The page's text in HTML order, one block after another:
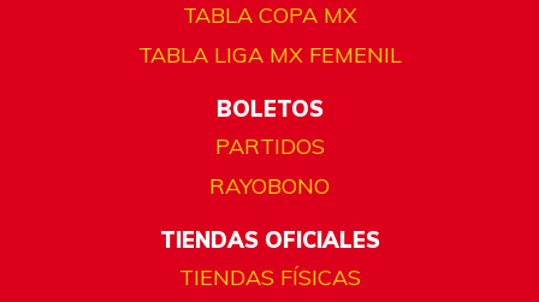
TABLA COPA MX
TABLA LIGA MX FEMENIL
BOLETOS
PARTIDOS
RAYOBONO
TIENDAS OFICIALES
TIENDAS FÍSICAS